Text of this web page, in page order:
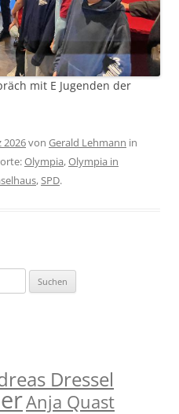
mit E Jugenden der
2026von Gerald Lehmann in
Olympia,Olympia in
,SPD.
Dressel
Anja Quast